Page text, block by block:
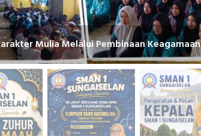
Mulia Melalui Pembinaan Keagamaan